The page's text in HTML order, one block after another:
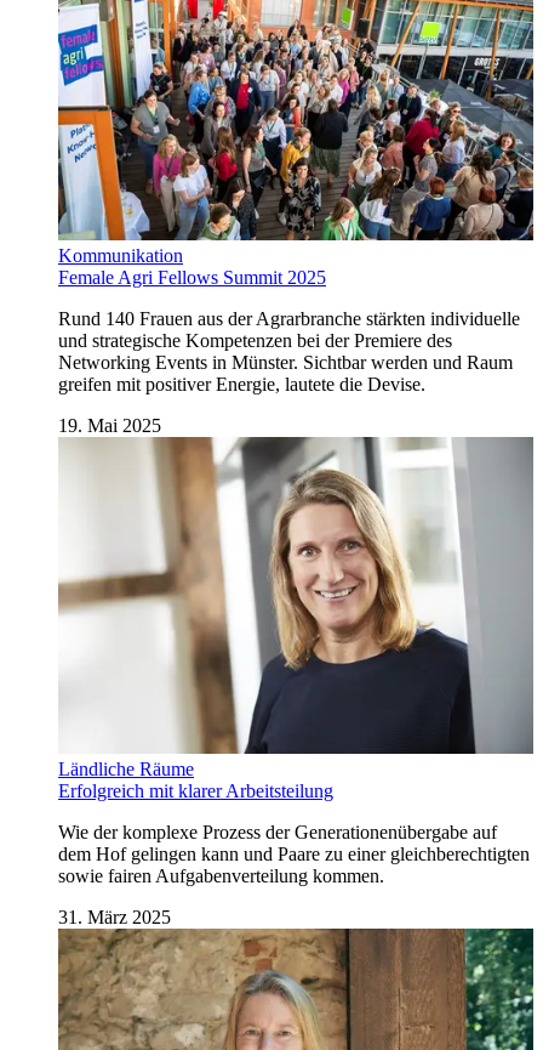
Kommunikation
Female Agri Fellows Summit 2025
Rund 140 Frauen aus der Agrarbranche stärkten individuelle
und strategische Kompetenzen bei der Premiere des
Networking Events in Münster. Sichtbar werden und Raum
greifen mit positiver Energie, lautete die Devise.
19. Mai 2025
Ländliche Räume
Erfolgreich mit klarer Arbeitsteilung
Wie der komplexe Prozess der Generationenübergabe auf
dem Hof gelingen kann und Paare zu einer gleichberechtigten
sowie fairen Aufgabenverteilung kommen.
31. März 2025